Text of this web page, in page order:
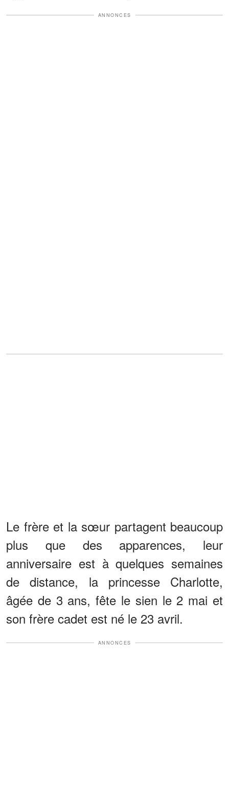
ANNONCES
Le frère et la sœur partagent beaucoup
plus que des apparences, leur
anniversaire est à quelques semaines
de distance, la princesse Charlotte,
âgée de 3 ans, fête le sien le 2 mai et
son frère cadet est né le 23 avril.
ANNONCES